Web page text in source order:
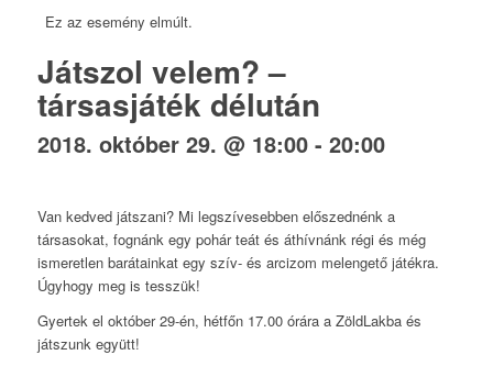
Ez az esemény elmúlt.
Játszol velem? –
társasjáték délután
2018. október 29. @ 18:00- 20:00
Van kedved játszani? Mi legszívesebben előszednénk a
társasokat, fognánk egy pohár teát és áthívnánk régi és még
ismeretlen barátainkat egy szív- és arcizom melengető játékra.
Úgyhogy meg is tesszük!
Gyertek el október 29-én, hétfőn 17.00 órára a ZöldLakba és
játszunk együtt!